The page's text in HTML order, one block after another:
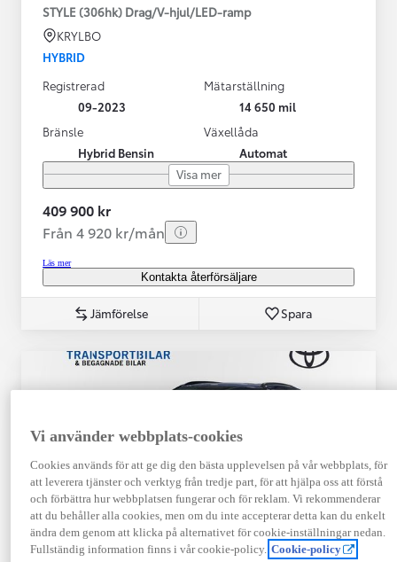
STYLE (306hk) Drag/V-hjul/LED-ramp
KRYLBO
HYBRID
Registrerad
09-2023
Mätarställning
14 650 mil
Bränsle
Hybrid Bensin
Växellåda
Automat
Visa mer
409 900 kr
Från 4 920 kr/mån
Läs mer
Kontakta återförsäljare
Jämförelse Spara
Vi använder webbplats-cookies
Cookies används för att ge dig den bästa upplevelsen på vår webbplats, för
att leverera tjänster och verktyg från tredje part, för att hjälpa oss att förstå
och förbättra hur webbplatsen fungerar och för reklam. Vi rekommenderar
att du behåller alla cookies, men om du inte accepterar detta kan du enkelt
ändra dem genom att klicka på alternativet för cookie-inställningar nedan.
Fullständig information finns i vår cookie-policy. Cookie-policy